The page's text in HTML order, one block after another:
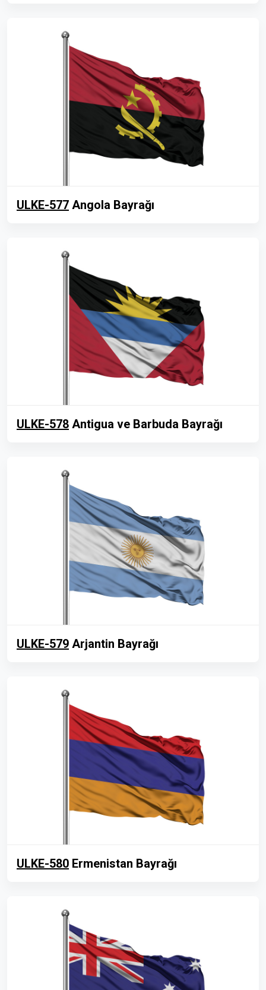
ULKE-577 Angola Bayrağı
ULKE-578 Antigua ve Barbuda Bayrağı
ULKE-579 Arjantin Bayrağı
ULKE-580 Ermenistan Bayrağı